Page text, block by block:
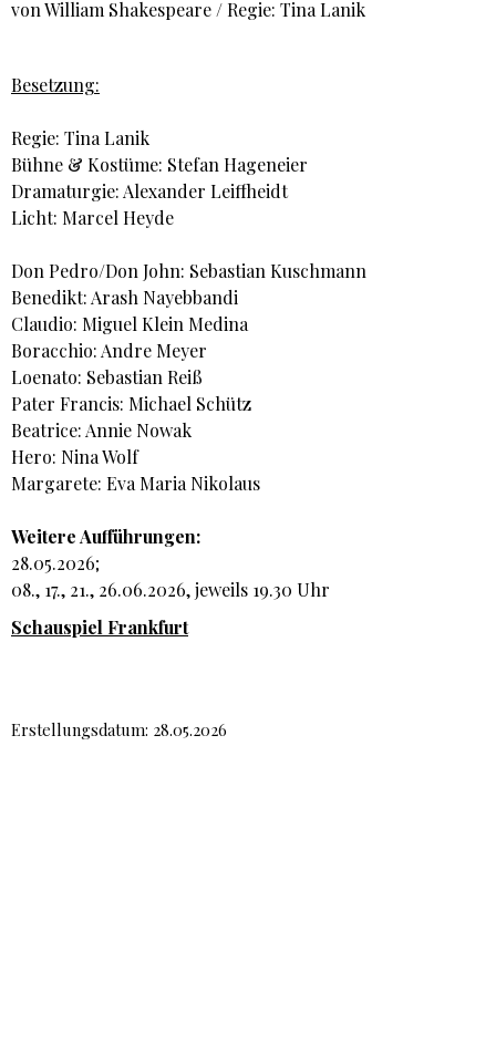
von William Shakespeare / Regie: Tina Lanik
Besetzung:
Regie: Tina Lanik
Bühne & Kostüme: Stefan Hageneier
Dramaturgie: Alexander Leiffheidt
Licht: Marcel Heyde
Don Pedro/Don John: Sebastian Kuschmann
Benedikt: Arash Nayebbandi
Claudio: Miguel Klein Medina
Boracchio: Andre Meyer
Loenato: Sebastian Reiß
Pater Francis: Michael Schütz
Beatrice: Annie Nowak
Hero: Nina Wolf
Margarete: Eva Maria Nikolaus
Weitere Aufführungen:
28.05.2026;
08., 17., 21., 26.06.2026, jeweils 19.30 Uhr
Schauspiel Frankfurt
Erstellungsdatum: 28.05.2026